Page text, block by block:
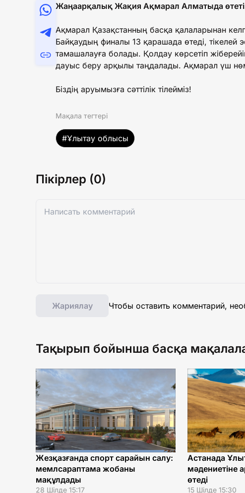
Жаңаарқалық Жақия Ақмарал Алматыда
Ақмарал Қазақстанның басқа қалаларынан
Байқаудың финалы 13 қарашада өтеді, тікелей
тамашалауға болады. Қолдау көрсетіп
дауыс беру арқылы таңдалады. Ақмарал үш
Біздің аруымызға сәттілік тілейміз!
Мақала тегтері
#Ұлытау облысы
Пікірлер (0)
Жариялау Чтобы оставить комментарий,
Тақырып бойынша басқа
Жезқазғанда спорт сарайын салу:
мемлсараптама жобаны
мақұлдады
28 Шілде 15:17
Астанада
мәдениетіне
өтеді
15 Шілде 15:30